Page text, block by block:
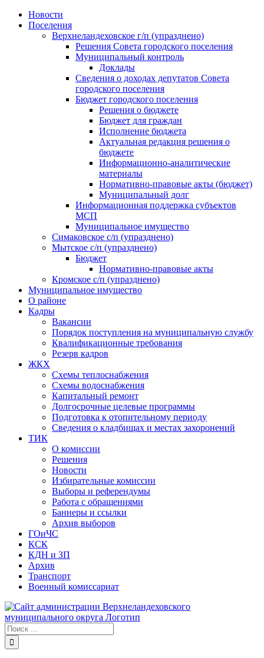
Skip
Новости
Поселения
Верхнеландеховское г/п (упразднено)
Решения Совета городского поселения
Муниципальный контроль
Доклады
Сведения о доходах депутатов Совета
городского поселения
Бюджет городского поселения
Решения о бюджете
Бюджет для граждан
Исполнение бюджета
Актуальная редакция решения о
бюджете
Информационно-аналитические
материалы
Нормативно-правовые акты (бюджет)
Муниципальный долг
Информационная поддержка субъектов
МСП
Муниципальное имущество
Симаковское с/п (упразднено)
Мытское с/п (упразднено)
Бюджет
Нормативно-правовые акты
Кромское с/п (упразднено)
Муниципальное имущество
О районе
Кадры
Вакансии
Порядок поступления на муниципальную службу
Квалификационные требования
Резерв кадров
ЖКХ
Схемы теплоснабжения
Схемы водоснабжения
Капитальный ремонт
Долгосрочные целевые программы
Подготовка к отопительному периоду
Сведения о кладбищах и местах захоронений
ТИК
О комиссии
Решения
Новости
Избирательные комиссии
Выборы и референдумы
Работа с обращениями
Баннеры и ссылки
Архив выборов
ГОиЧС
КСК
КДН и ЗП
Архив
Транспорт
Военный комиссариат
Результат
поиска: